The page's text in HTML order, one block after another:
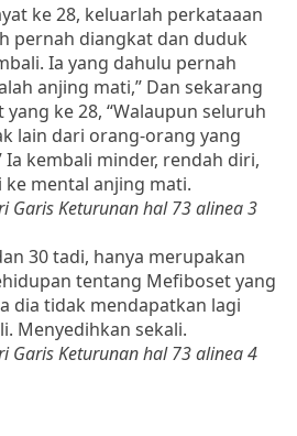
ke 28, keluarlah perkataaan
pernah diangkat dan duduk
Ia yang dahulu pernah
anjing mati,” Dan sekarang
ke 28, “Walaupun seluruh
lain dari orang-orang yang
kembali minder, rendah diri,
mental anjing mati.
Garis Keturunan hal 73 alinea 3
30 tadi, hanya merupakan
tentang Mefiboset yang
dia tidak mendapatkan lagi
Menyedihkan sekali.
Garis Keturunan hal 73 alinea 4